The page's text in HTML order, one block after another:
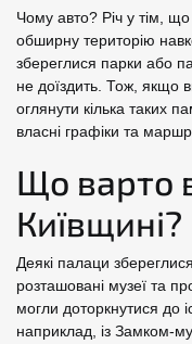
Чому авто? Річ у тім, що
обширну територію
збереглися парки або
не доїздить. Тож, якщо
оглянути кілька таких
власні графіки та
Що варто
Київщині?
Деякі палаци
розташовані музеї та
могли доторкнутися до
наприклад, із Замком-